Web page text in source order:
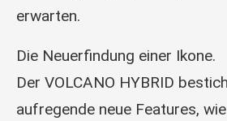
erwarten.
Die Neuerfindung einer Ikone.
Der VOLCANO HYBRID
aufregende neue Features, wie